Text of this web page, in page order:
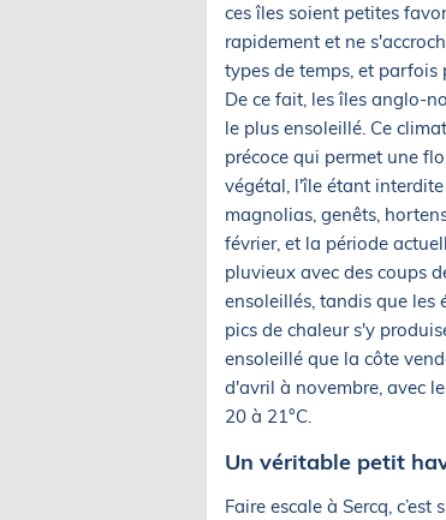
ces îles soient petites
rapidement et ne
types de temps, et parfois
De ce fait, les îles anglo-
le plus ensoleillé. Ce
précoce qui permet une
végétal, l'île étant
magnolias, genêts,
février, et la période
pluvieux avec des coups
ensoleillés, tandis que les
pics de chaleur s'y
ensoleillé que la côte
d'avril à novembre, avec
20 à 21°C.
Un véritable petit
Faire escale à Sercq,